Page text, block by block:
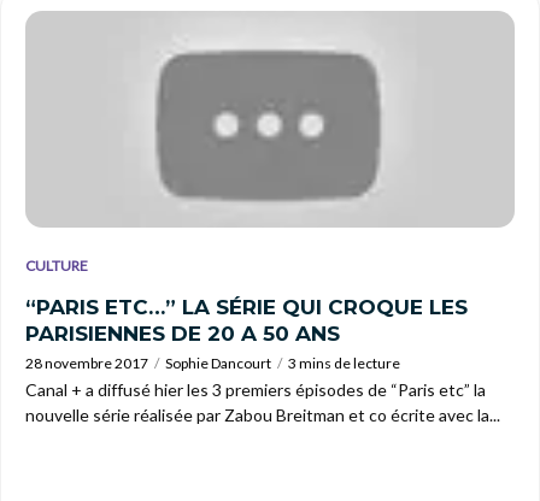
CULTURE
“PARIS ETC…” LA SÉRIE QUI CROQUE LES
PARISIENNES DE 20 A 50 ANS
28 novembre 2017 Sophie Dancourt 3 mins de lecture
Canal + a diffusé hier les 3 premiers épisodes de “Paris etc” la
nouvelle série réalisée par Zabou Breitman et co écrite avec la...